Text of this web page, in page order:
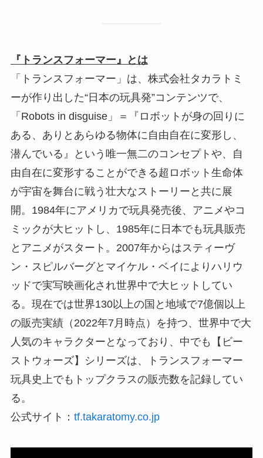
『トランスフォーマー』とは
「トランスフォーマー」は、株式会社タカラトミ
ーが作り出した“日本の玩具発”コンテンツで、
「Robots in disguise」＝『ロボットが身の回りに
ある、ありとあらゆる物体に自由自在に変形し、
潜んでいる』という唯一無二のコンセプトや、自
由自在に変形することができる超ロボット生命体
が宇宙を舞台に戦う壮大なストーリーと共に展
開。1984年にアメリカで玩具発売後、アニメやコ
ミックが大ヒットし、1985年に日本でも玩具販売
とアニメがスタート。2007年からはスティーヴ
ン・スピルバーグとマイケル・ベイによりハリウ
ッドで実写映画化され世界中で大ヒットしてい
る。現在では世界130以上の国と地域で7億個以上
の販売実績（2022年7月時点）を持つ、世界中で大
人気のキャラクターとなっており、中でも【ビー
ストウォーズ】シリーズは、トランスフォーマー
玩具史上でもトップクラスの販売数を記録してい
る。
公式サイト： tf.takaratomy.co.jp